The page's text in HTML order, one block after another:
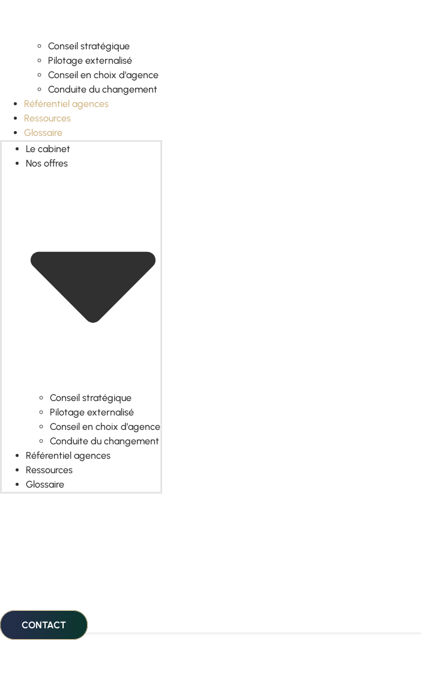
Conseil stratégique
Pilotage externalisé
Conseil en choix d’agence
Conduite du changement
Référentiel agences
Ressources
Glossaire
Le cabinet
Nos offres
Conseil stratégique
Pilotage externalisé
Conseil en choix d’agence
Conduite du changement
Référentiel agences
Ressources
Glossaire
CONTACT